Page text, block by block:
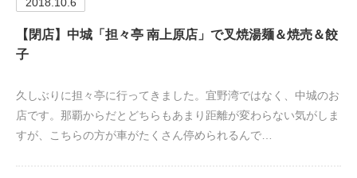
2018.10.6
【閉店】中城「担々亭 南上原店」で叉焼湯麺＆焼売＆餃
子
久しぶりに担々亭に行ってきました。宜野湾ではなく、中城のお
店です。那覇からだとどちらもあまり距離が変わらない気がしま
すが、こちらの方が車がたくさん停められるんで…